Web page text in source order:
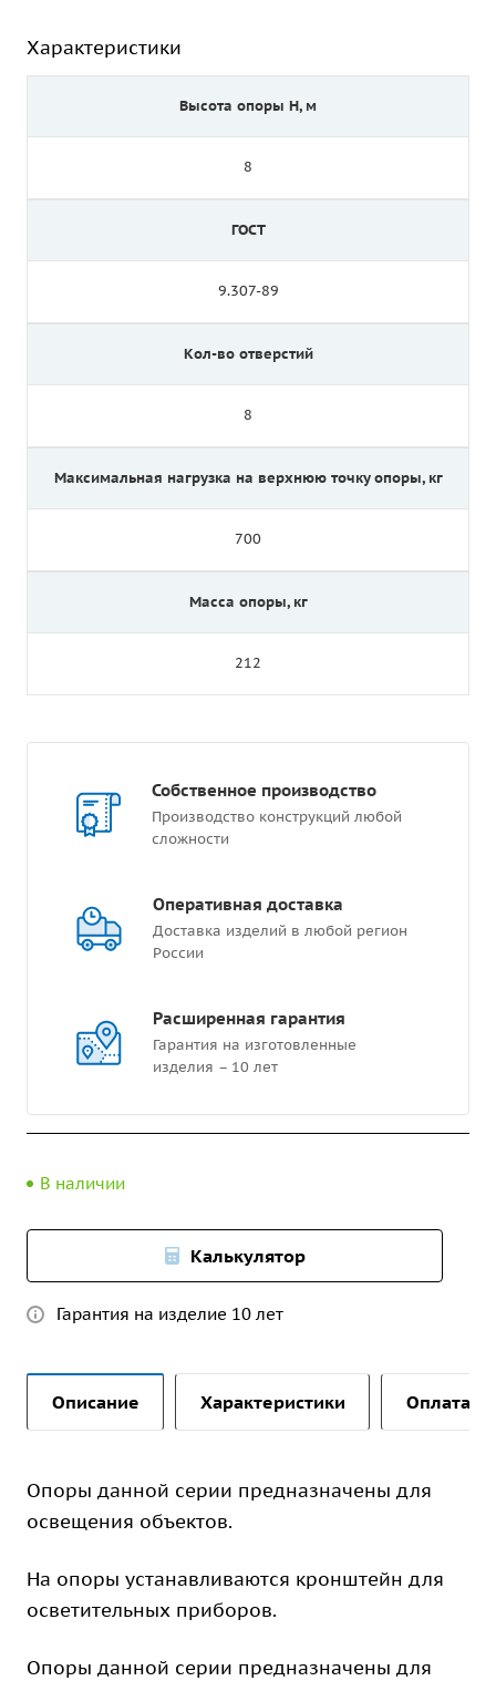
Характеристики
Высота опоры Н, м
8
ГОСТ
9.307-89
Кол-во отверстий
8
Максимальная нагрузка на верхнюю точку опоры, кг
700
Масса опоры, кг
212
Собственное производство
Производство конструкций любой
сложности
Оперативная доставка
Доставка изделий в любой регион
России
Расширенная гарантия
Гарантия на изготовленные
изделия – 10 лет
В наличии
Калькулятор
Гарантия на изделие 10 лет
Описание Характеристики Оплата и
Опоры данной серии предназначены для
освещения объектов.
На опоры устанавливаются кронштейн для
осветительных приборов.
Опоры данной серии предназначены для